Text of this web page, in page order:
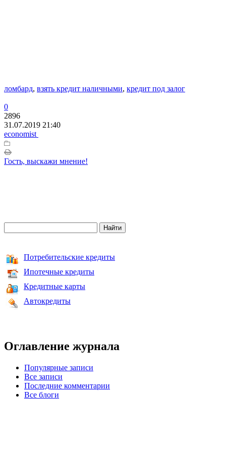
ломбард, взять кредит наличными, кредит под залог
0
2896
31.07.2019 21:40
economist
Гость, выскажи мнение!
Потребительские кредиты
Ипотечные кредиты
Кредитные карты
Автокредиты
Оглавление журнала
Популярные записи
Все записи
Последние комментарии
Все блоги